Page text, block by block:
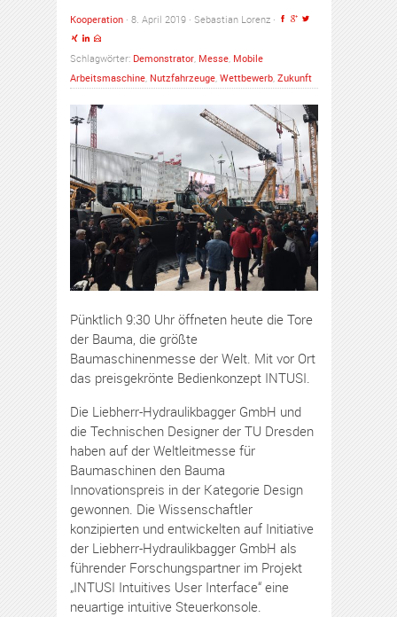
Kooperation · 8. April 2019 · Sebastian Lorenz ·
Schlagwörter: Demonstrator, Messe, Mobile
Arbeitsmaschine, Nutzfahrzeuge, Wettbewerb, Zukunft
Pünktlich 9:30 Uhr öffneten heute die Tore
der Bauma, die größte
Baumaschinenmesse der Welt. Mit vor Ort
das preisgekrönte Bedienkonzept INTUSI.
Die Liebherr-Hydraulikbagger GmbH und
die Technischen Designer der TU Dresden
haben auf der Weltleitmesse für
Baumaschinen den Bauma
Innovationspreis in der Kategorie Design
gewonnen. Die Wissenschaftler
konzipierten und entwickelten auf Initiative
der Liebherr-Hydraulikbagger GmbH als
führender Forschungspartner im Projekt
„INTUSI Intuitives User Interface“ eine
neuartige intuitive Steuerkonsole.